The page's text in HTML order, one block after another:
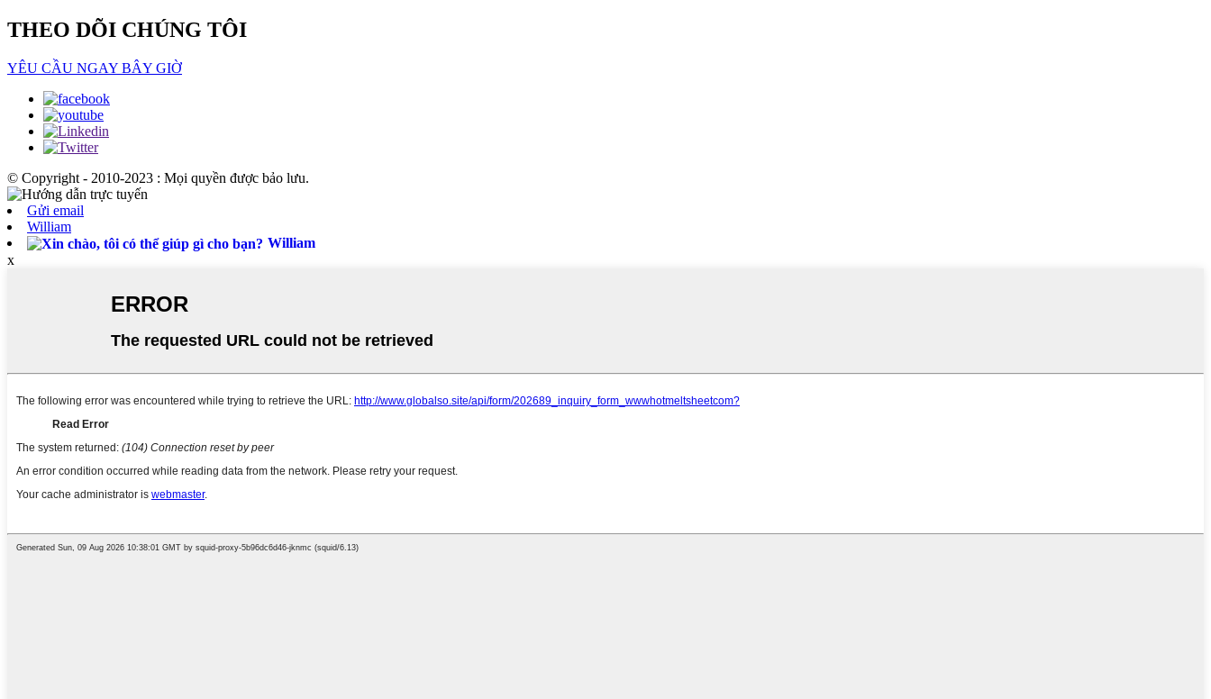
THEO DÕI CHÚNG TÔI
YÊU CẦU NGAY BÂY GIỜ
© Copyright - 2010-2023 : Mọi quyền được bảo lưu.
Gửi email
William
William
x